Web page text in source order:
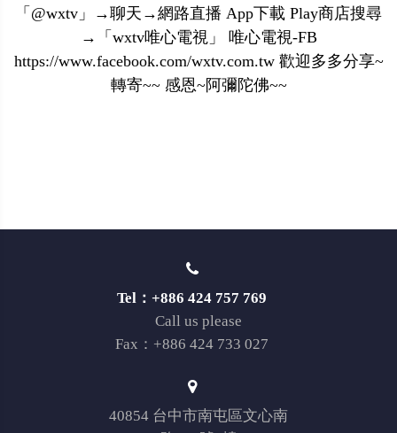
「@wxtv」→聊天→網路直播 App下載 Play商店搜尋
→「wxtv唯心電視」 唯心電視-FB
https://www.facebook.com/wxtv.com.tw 歡迎多多分享~
轉寄~~ 感恩~阿彌陀佛~~
Tel：+886 424 757 769
Call us please
Fax：+886 424 733 027
40854 台中市南屯區文心南